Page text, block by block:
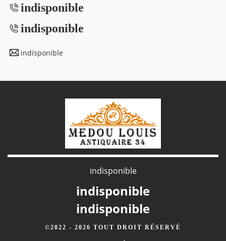
indisponible
indisponible
indisponible
indisponible
indisponible
indisponible
©2022 - 2026 TOUT DROIT RÉSERVÉ